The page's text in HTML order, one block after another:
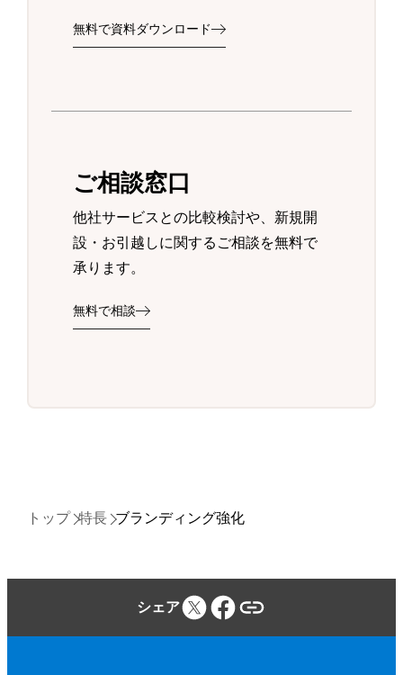
無料で資料ダウンロード
ご相談窓口
他社サービスとの比較検討や、新規開
設・お引越しに関するご相談を無料で
承ります。
無料で相談
トップ 特長 ブランディング強化
シェア